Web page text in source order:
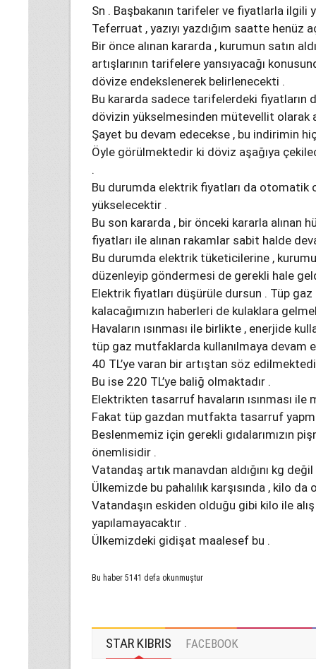
Sn . Başbakanın tarifeler ve fiyatlarla ilgili
Teferruat , yazıyı yazdığım saatte henüz
Bir önce alınan kararda , kurumun satın
artışlarının tarifelere yansıyacağı
dövize endekslenerek belirlenecekti .
Bu kararda sadece tarifelerdeki fiyatların
dövizin yükselmesinden mütevellit olarak
Şayet bu devam edecekse , bu indirimin
Öyle görülmektedir ki döviz aşağıya
.
Bu durumda elektrik fiyatları da otomatik
yükselecektir .
Bu son kararda , bir önceki kararla alınan
fiyatları ile alınan rakamlar sabit halde
Bu durumda elektrik tüketicilerine ,
düzenleyip göndermesi de gerekli hale
Elektrik fiyatları düşürüle dursun . Tüp
kalacağımızın haberleri de kulaklara
Havaların ısınması ile birlikte , enerjide
tüp gaz mutfaklarda kullanılmaya devam
40 TL’ye varan bir artıştan söz
Bu ise 220 TL’ye baliğ olmaktadır .
Elektrikten tasarruf havaların ısınması ile
Fakat tüp gazdan mutfakta tasarruf
Beslenmemiz için gerekli gıdalarımızın
önemlisidir .
Vatandaş artık manavdan aldığını kg
Ülkemizde bu pahalılık karşısında , kilo
Vatandaşın eskiden olduğu gibi kilo ile
yapılamayacaktır .
Ülkemizdeki gidişat maalesef bu .
Bu haber 5141 defa okunmuştur
STAR KIBRIS FACEBOOK